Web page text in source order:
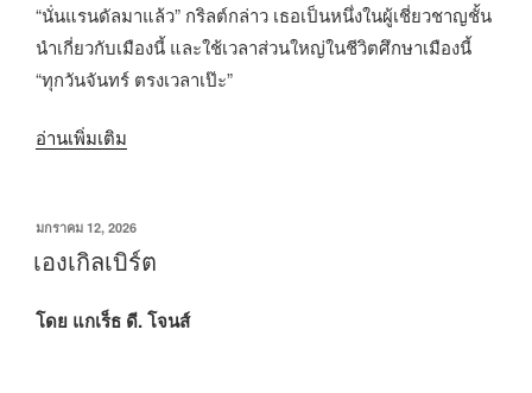
“นั่นแรนดัลมาแล้ว” กริลต์กล่าว เธอเป็นหนึ่งในผู้เชี่ยวชาญชั้น
นำเกี่ยวกับเมืองนี้ และใช้เวลาส่วนใหญ่ในชีวิตศึกษาเมืองนี้
“ทุกวันจันทร์ ตรงเวลาเป๊ะ”
อ่านเพิ่มเติม
ของ
การ
เขียน
ที่
มกราคม 12, 2026
เองเกิลเบิร์ต
โดย แกเร็ธ ดี. โจนส์